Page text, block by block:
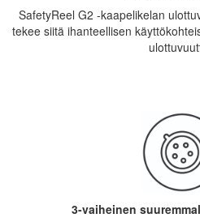
SafetyReel G2 -kaapelikelan
tekee siitä ihanteellisen
3-vaiheinen